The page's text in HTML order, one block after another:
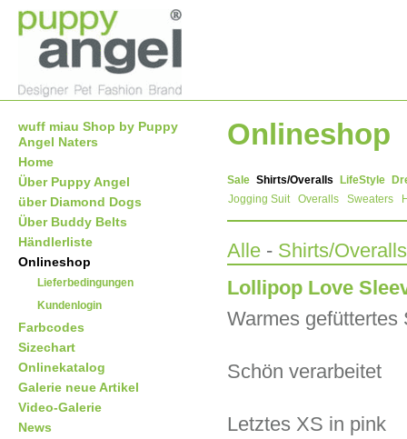
wuff miau Shop by Puppy
Angel Naters
Home
Über Puppy Angel
über Diamond Dogs
Über Buddy Belts
Händlerliste
Onlineshop
Lieferbedingungen
Kundenlogin
Farbcodes
Sizechart
Onlinekatalog
Galerie neue Artikel
Video-Galerie
News
Onlineshop
Sale Shirts/Overalls
Jogging Suit
Overalls Sweaters
LifeStyle
Alle - Shirts/Overalls
Lollipop Love
Warmes gefüttertes
Schön verarbeitet
Letztes XS in pink